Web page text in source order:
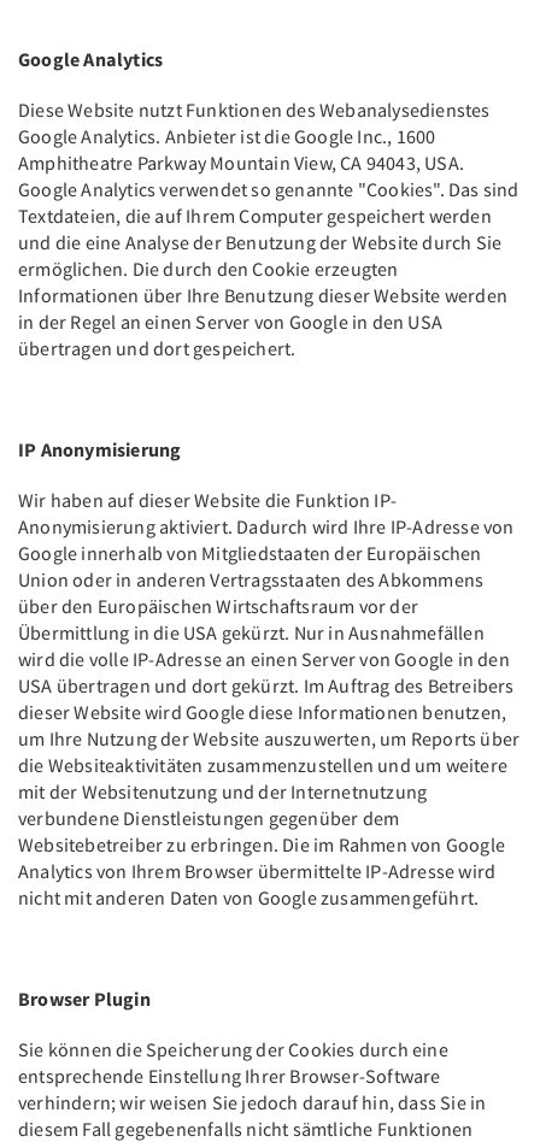
Google Analytics
Diese Website nutzt Funktionen des Webanalysedienstes
Google Analytics. Anbieter ist die Google Inc., 1600
Amphitheatre Parkway Mountain View, CA 94043, USA.
Google Analytics verwendet so genannte "Cookies". Das sind
Textdateien, die auf Ihrem Computer gespeichert werden
und die eine Analyse der Benutzung der Website durch Sie
ermöglichen. Die durch den Cookie erzeugten
Informationen über Ihre Benutzung dieser Website werden
in der Regel an einen Server von Google in den USA
übertragen und dort gespeichert.
IP Anonymisierung
Wir haben auf dieser Website die Funktion IP-
Anonymisierung aktiviert. Dadurch wird Ihre IP-Adresse von
Google innerhalb von Mitgliedstaaten der Europäischen
Union oder in anderen Vertragsstaaten des Abkommens
über den Europäischen Wirtschaftsraum vor der
Übermittlung in die USA gekürzt. Nur in Ausnahmefällen
wird die volle IP-Adresse an einen Server von Google in den
USA übertragen und dort gekürzt. Im Auftrag des Betreibers
dieser Website wird Google diese Informationen benutzen,
um Ihre Nutzung der Website auszuwerten, um Reports über
die Websiteaktivitäten zusammenzustellen und um weitere
mit der Websitenutzung und der Internetnutzung
verbundene Dienstleistungen gegenüber dem
Websitebetreiber zu erbringen. Die im Rahmen von Google
Analytics von Ihrem Browser übermittelte IP-Adresse wird
nicht mit anderen Daten von Google zusammengeführt.
Browser Plugin
Sie können die Speicherung der Cookies durch eine
entsprechende Einstellung Ihrer Browser-Software
verhindern; wir weisen Sie jedoch darauf hin, dass Sie in
diesem Fall gegebenenfalls nicht sämtliche Funktionen